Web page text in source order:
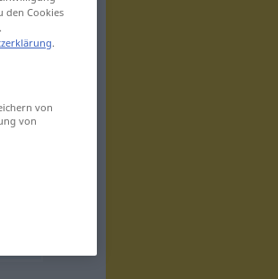
den Cookies
.
von
von